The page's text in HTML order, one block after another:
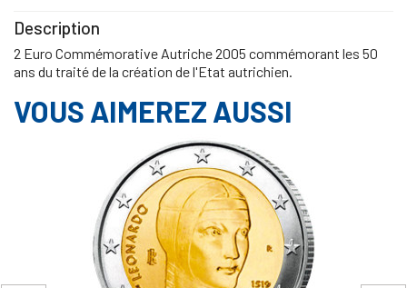
Description
2 Euro Commémorative Autriche 2005 commémorant les 50
ans du traité de la création de l'Etat autrichien.
VOUS AIMEREZ AUSSI